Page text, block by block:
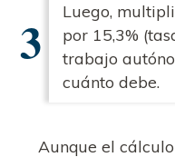
Luego,
por 15,3%
trabajo
cuánto debe.
Aunque el